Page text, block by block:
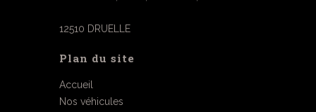
12510 DRUELLE
Plan du site
Accueil
Nos véhicules